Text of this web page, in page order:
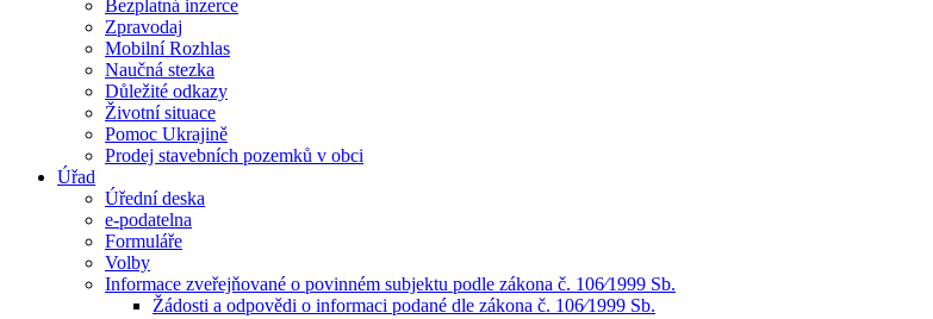
Bezplatná inzerce
Zpravodaj
Mobilní Rozhlas
Naučná stezka
Důležité odkazy
Životní situace
Pomoc Ukrajině
Prodej stavebních pozemků v obci
Úřad
Úřední deska
e-podatelna
Formuláře
Volby
Informace zveřejňované o povinném subjektu podle zákona č. 106⁄1999 Sb.
Žádosti a odpovědi o informaci podané dle zákona č. 106⁄1999 Sb.